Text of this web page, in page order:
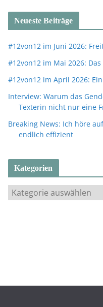
Neueste Beiträge
#12von12 im Juni 2026:
#12von12 im Mai 2026:
#12von12 im April 2026:
Interview: Warum das
Texterin nicht nur eine
Breaking News: Ich höre
endlich effizient
Kategorien
a